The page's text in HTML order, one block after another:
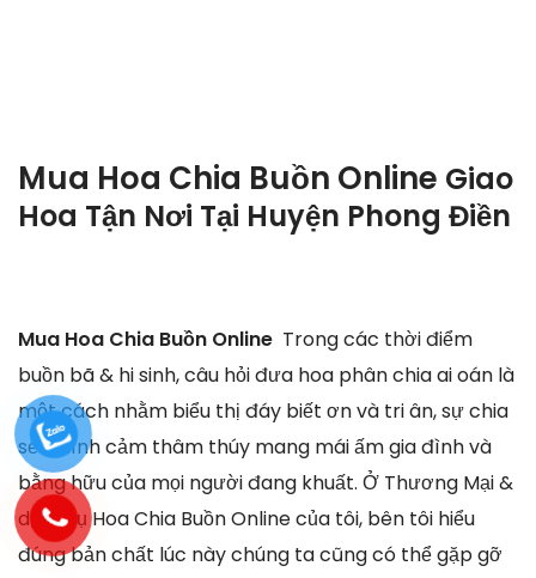
Mua Hoa Chia Buồn Online Giao
Hoa Tận Nơi Tại Huyện Phong Điền
Mua Hoa Chia Buồn Online Trong các thời điểm
buồn bã & hi sinh, câu hỏi đưa hoa phân chia ai oán là
một cách nhằm biểu thị đáy biết ơn và tri ân, sự chia
sẻ & tình cảm thâm thúy mang mái ấm gia đình và
bằng hữu của mọi người đang khuất. Ở Thương Mại &
dịch Vụ Hoa Chia Buồn Online của tôi, bên tôi hiểu
đúng bản chất lúc này chúng ta cũng có thể gặp gỡ